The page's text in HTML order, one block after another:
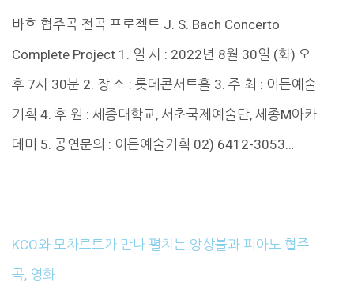
바흐 협주곡 전곡 프로젝트 J. S. Bach Concerto
Complete Project 1. 일 시 : 2022년 8월 30일 (화) 오
후 7시 30분 2. 장 소 : 롯데콘서트홀 3. 주 최 : 이든예술
기획 4. 후 원 : 세종대학교, 서초국제예술단, 세종M아카
데미 5. 공연문의 : 이든예술기획 02) 6412-3053…
KCO와 모차르트가 만나 펼치는 앙상블과 피아노 협주
곡, 영화…